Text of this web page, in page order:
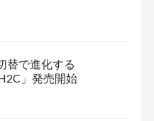
替で進化する
」発売開始